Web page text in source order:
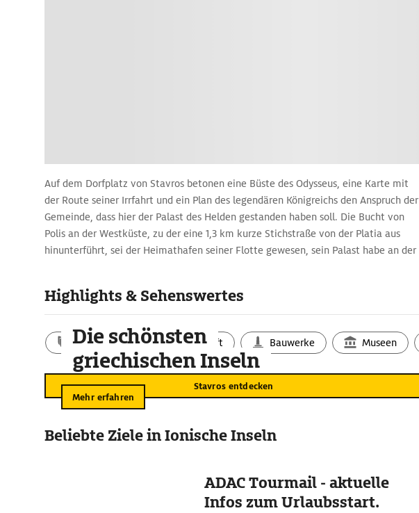
Auf dem Dorfplatz von Stavros betonen eine Büste des Odysseus, eine Karte mit
der Route seiner Irrfahrt und ein Plan des legendären Königreichs den Anspruch der
Gemeinde, dass hier der Palast des Helden gestanden haben soll. Die Bucht von
Polis an der Westküste, zu der eine 1,3 km kurze Stichstraße von der Platia aus
hinunterführt, sei der Heimathafen seiner Flotte gewesen, sein Palast habe an der
Highlights & Sehenswertes
Aktivitäten Landschaft Bauwerke Museen
Stavros entdecken
Die schönsten
griechischen Inseln
Mehr erfahren
Beliebte Ziele in Ionische Inseln
ADAC Tourmail - aktuelle
Infos zum Urlaubsstart.